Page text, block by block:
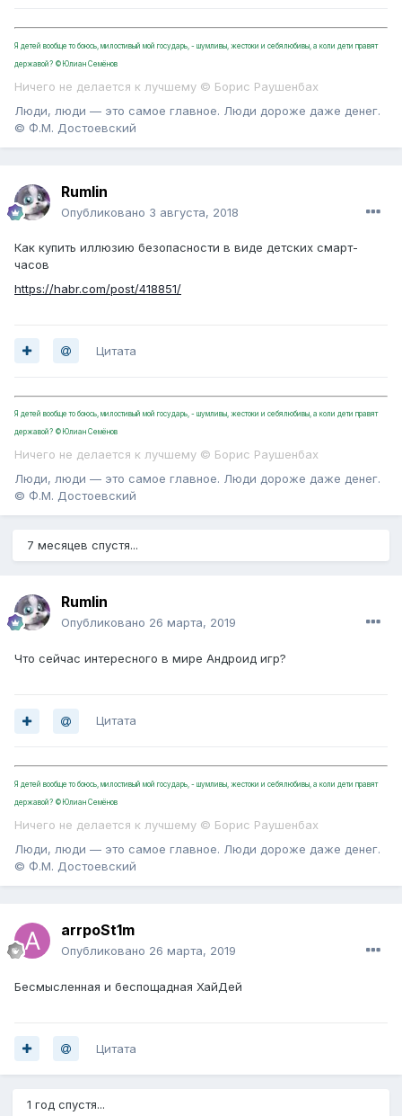
Я детей вообще то боюсь, милостивый мой государь, - шумливы, жестоки и себялюбивы, а коли дети правят
державой? ©Юлиан Семёнов
Ничего не делается к лучшему © Борис Раушенбах
Люди, люди — это самое главное. Люди дороже даже денег.
© Ф.М. Достоевский
Rumlin
Опубликовано 3 августа, 2018
Как купить иллюзию безопасности в виде детских смарт-
часов
https://habr.com/post/418851/
Цитата
Я детей вообще то боюсь, милостивый мой государь, - шумливы, жестоки и себялюбивы, а коли дети правят
державой? ©Юлиан Семёнов
Ничего не делается к лучшему © Борис Раушенбах
Люди, люди — это самое главное. Люди дороже даже денег.
© Ф.М. Достоевский
7 месяцев спустя...
Rumlin
Опубликовано 26 марта, 2019
Что сейчас интересного в мире Андроид игр?
Цитата
Я детей вообще то боюсь, милостивый мой государь, - шумливы, жестоки и себялюбивы, а коли дети правят
державой? ©Юлиан Семёнов
Ничего не делается к лучшему © Борис Раушенбах
Люди, люди — это самое главное. Люди дороже даже денег.
© Ф.М. Достоевский
arrpoSt1m
Опубликовано 26 марта, 2019
Бесмысленная и беспощадная ХайДей
Цитата
1 год спустя...